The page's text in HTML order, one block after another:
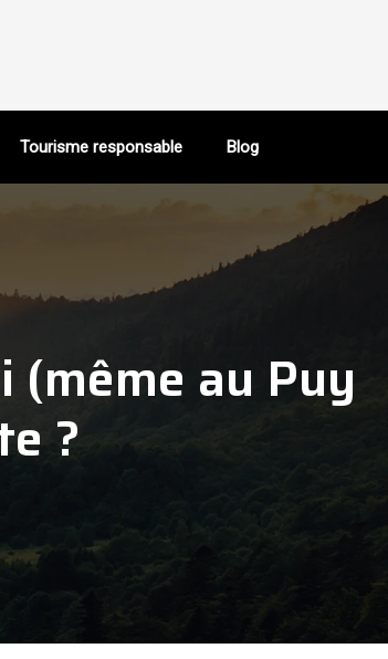
Tourisme responsable Blog
(même au Puy
?